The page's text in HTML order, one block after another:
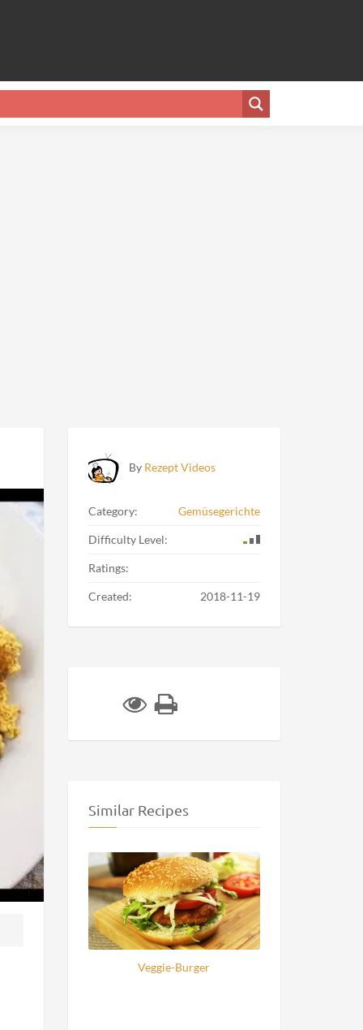
By Rezept Videos
Category: Gemüsegerichte
Difficulty Level:
Ratings:
Created: 2018-11-19
Similar Recipes
Veggie-Burger